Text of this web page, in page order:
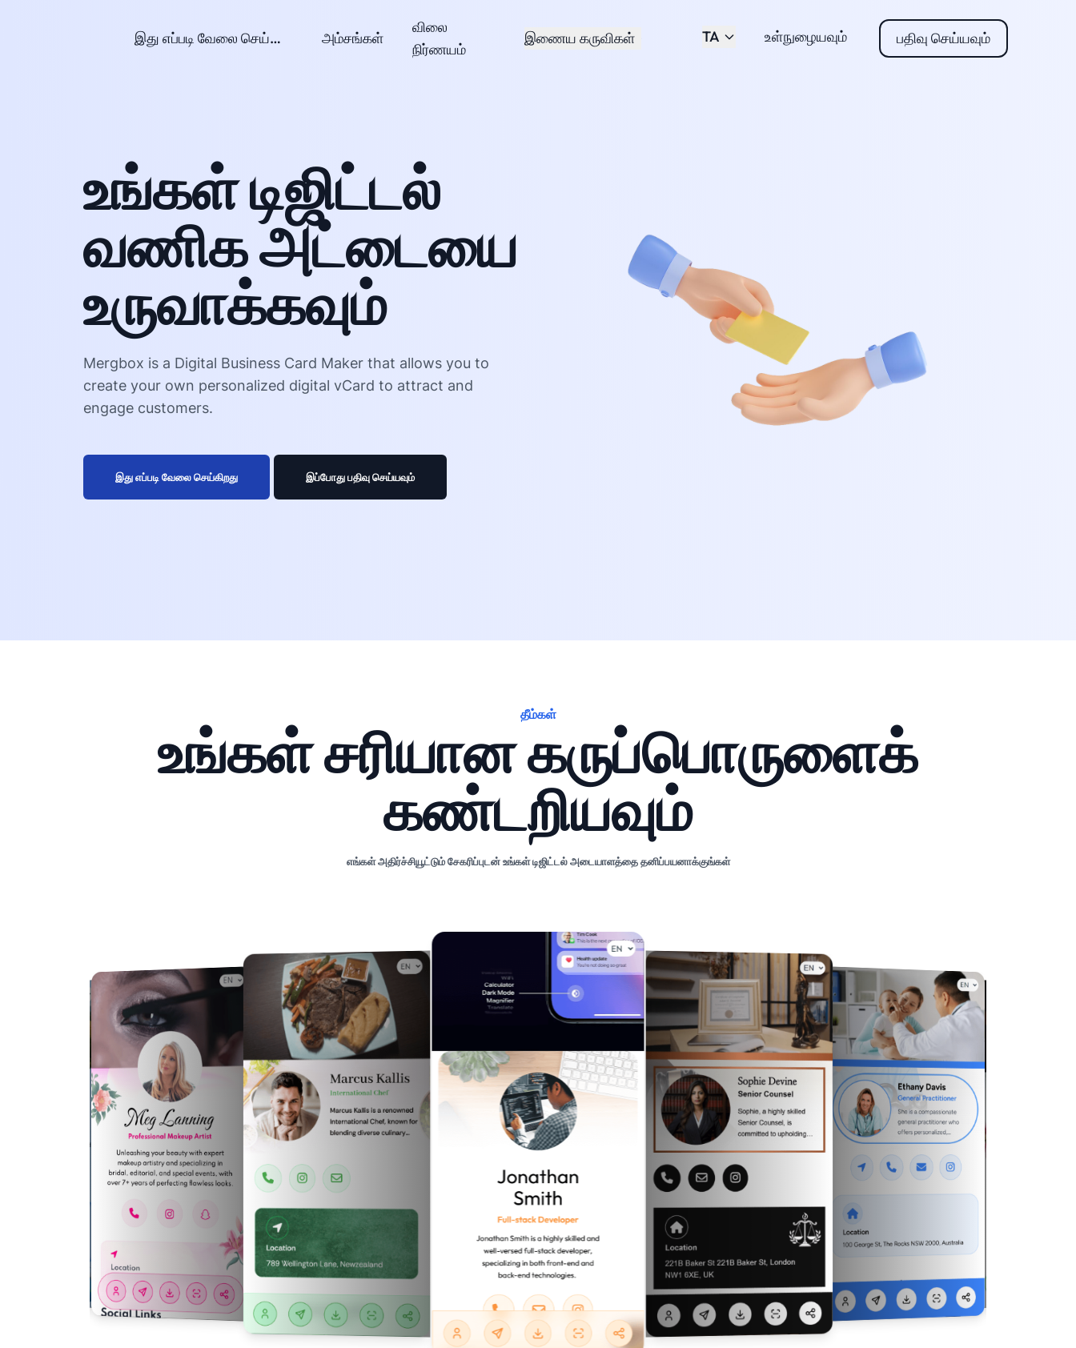
இது எப்படி வேலை செய்கிறது? அம்சங்கள்
விலை
நிர்ணயம்
இணைய கருவிகள் TA உள்நுழையவும் பதிவு செய்யவும்
உங்கள் டிஜிட்டல்
வணிக அட்டையை
உருவாக்கவும்
Mergbox is a Digital Business Card Maker that allows you to
create your own personalized digital vCard to attract and
engage customers.
இது எப்படி வேலை செய்கிறது இப்போது பதிவு செய்யவும்
தீம்கள்
உங்கள் சரியான கருப்பொருளைக்
கண்டறியவும்
எங்கள் அதிர்ச்சியூட்டும் சேகரிப்புடன் உங்கள் டிஜிட்டல் அடையாளத்தை தனிப்பயனாக்குங்கள்